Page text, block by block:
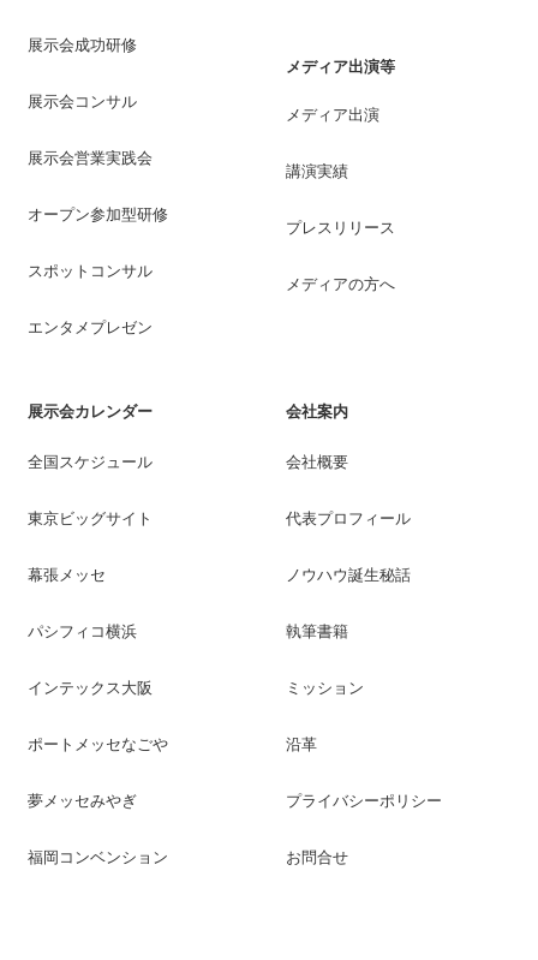
展示会成功研修
展示会コンサル
展示会営業実践会
オープン参加型研修
スポットコンサル
エンタメプレゼン
メディア出演等
メディア出演
講演実績
プレスリリース
メディアの方へ
展示会カレンダー
全国スケジュール
東京ビッグサイト
幕張メッセ
パシフィコ横浜
インテックス大阪
ポートメッセなごや
夢メッセみやぎ
福岡コンベンション
会社案内
会社概要
代表プロフィール
ノウハウ誕生秘話
執筆書籍
ミッション
沿革
プライバシーポリシー
お問合せ